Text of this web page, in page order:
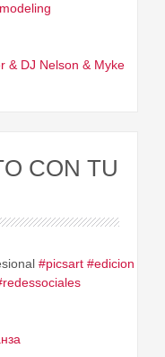
& DJ Nelson & Myke
CON TU
#picsart #edicion